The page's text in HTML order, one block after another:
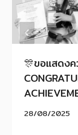
🎊ขอแสดง
28/08/2025